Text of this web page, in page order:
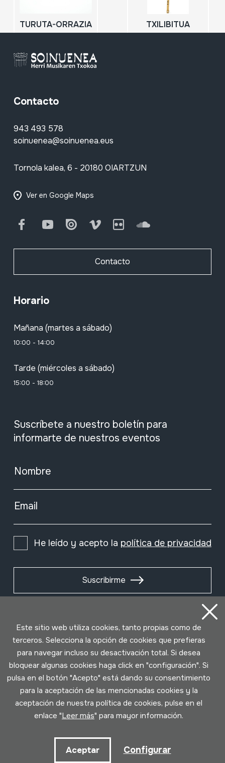
TURUTA-ORRAZIA TXILIBITUA
Contacto
943 493 578
soinuenea@soinuenea.eus
Tornola kalea, 6 - 20180 OIARTZUN
Ver en Google Maps
FacebookYoutube Issuu Vimeo Flickr SoundCloud
Contacto
Horario
Mañana (martes a sábado)
10:00 - 14:00
Tarde (miércoles a sábado)
15:00 - 18:00
Suscríbete a nuestro boletín para
informarte de nuestros eventos
Nombre
Email
He leído y acepto la política de privacidad
Suscribirme
Condiciones de uso
Política de privacidad
Política de cookies
Desarrollado por Lotura
Este sitio web utiliza cookies, tanto propias como de
terceros. Selecciona la opción de cookies que prefieras
para navegar incluso su desactivación total. Si desea
bloquear algunas cookies haga click en "configuración". Si
pulsa en el botón "Acepto" está dando su consentimiento
para la aceptación de las mencionadas cookies y la
aceptación de nuestra política de cookies, pulse en el
enlace "Leer más" para mayor información.
Aceptar Configurar